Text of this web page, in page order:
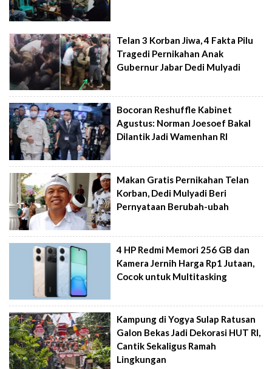
Telan 3 Korban Jiwa, 4 Fakta Pilu
Tragedi Pernikahan Anak
Gubernur Jabar Dedi Mulyadi
Bocoran Reshuffle Kabinet
Agustus: Norman Joesoef Bakal
Dilantik Jadi Wamenhan RI
Makan Gratis Pernikahan Telan
Korban, Dedi Mulyadi Beri
Pernyataan Berubah-ubah
4 HP Redmi Memori 256 GB dan
Kamera Jernih Harga Rp1 Jutaan,
Cocok untuk Multitasking
Kampung di Yogya Sulap Ratusan
Galon Bekas Jadi Dekorasi HUT RI,
Cantik Sekaligus Ramah
Lingkungan